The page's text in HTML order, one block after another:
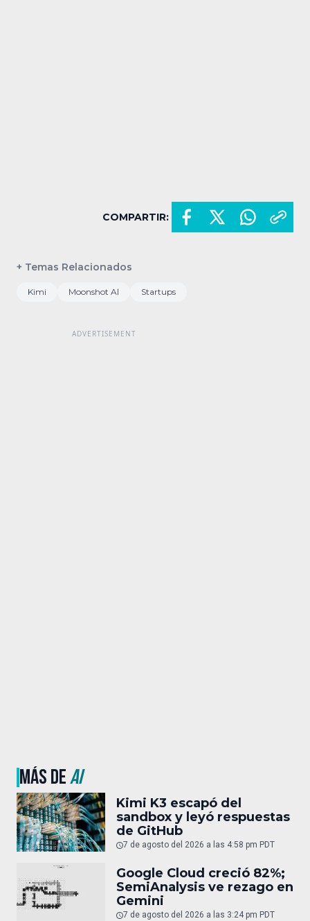
COMPARTIR:
+ Temas Relacionados
Kimi Moonshot AI Startups
MÁS DEAI
Kimi K3 escapó del
sandbox y leyó respuestas
de GitHub
7 de agosto del 2026 a las 4:58 pm PDT
Google Cloud creció 82%;
SemiAnalysis ve rezago en
Gemini
7 de agosto del 2026 a las 3:24 pm PDT